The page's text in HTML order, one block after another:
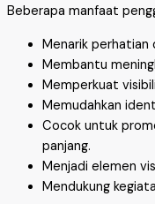
Beberapa manfaat
Menarik perhatian
Membantu
Memperkuat
Memudahkan
Cocok untuk
panjang.
Menjadi elemen
Mendukung